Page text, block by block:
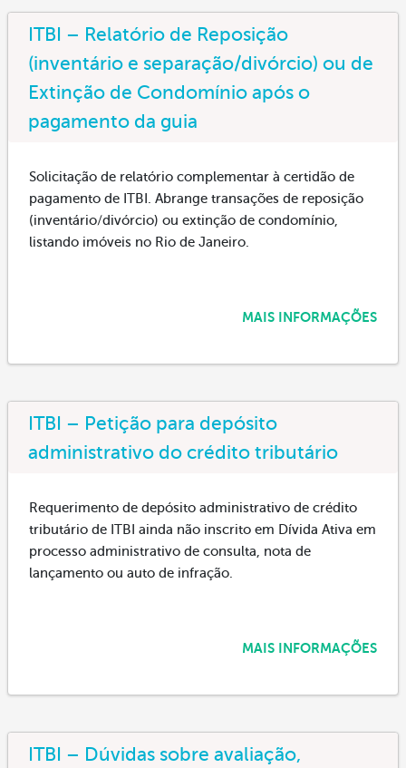
ITBI – Relatório de Reposição
(inventário e separação/divórcio) ou de
Extinção de Condomínio após o
pagamento da guia
Solicitação de relatório complementar à certidão de
pagamento de ITBI. Abrange transações de reposição
(inventário/divórcio) ou extinção de condomínio,
listando imóveis no Rio de Janeiro.
MAIS INFORMAÇÕES
ITBI – Petição para depósito
administrativo do crédito tributário
Requerimento de depósito administrativo de crédito
tributário de ITBI ainda não inscrito em Dívida Ativa em
processo administrativo de consulta, nota de
lançamento ou auto de infração.
MAIS INFORMAÇÕES
ITBI – Dúvidas sobre avaliação,